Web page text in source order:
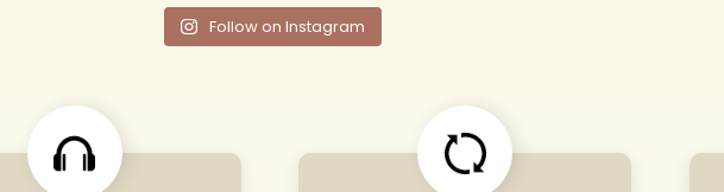
Follow on Instagram